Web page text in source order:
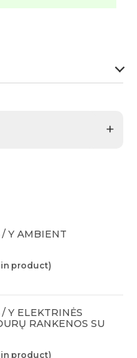
+
Y AMBIENT
product)
Y ELEKTRINĖS
RANKENOS SU
product)